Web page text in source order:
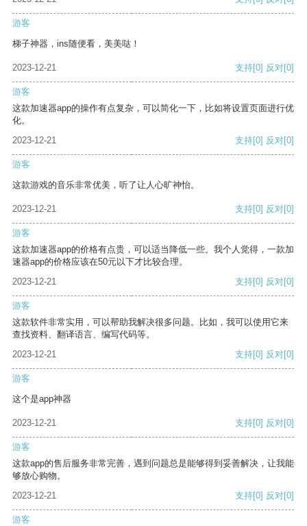
游客
梯子神器，ins随便看，美美哒！
2023-12-21 支持[0] 反对[0]
游客
这款加速器app的操作有点复杂，可以简化一下，比如将设置页面进行优
化。
2023-12-21
支持[0] 反对[0]
游客
这款游戏的音乐非常优美，听了让人心旷神怡。
2023-12-21 支持[0] 反对[0]
游客
这款加速器app的价格有点贵，可以适当降低一些。我个人觉得，一款加
速器app的价格应该在50元以下才比较合理。
2023-12-21
支持[0] 反对[0]
游客
这款软件非常实用，可以帮助我解决很多问题。比如，我可以使用它来
查找资料、翻译语言、编写代码等。
2023-12-21
支持[0] 反对[0]
游客
这个是app神器
2023-12-21 支持[0] 反对[0]
游客
这款app的售后服务非常完善，遇到问题总是能够得到妥善解决，让我能
够放心购物。
2023-12-21
支持[0] 反对[0]
游客